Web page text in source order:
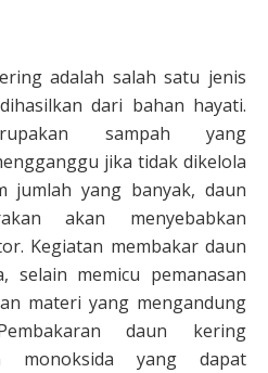
adalah salah satu jenis
dari bahan hayati.
sampah yang
jika tidak dikelola
jumlah yang banyak, daun
akan menyebabkan
Kegiatan membakar daun
memicu pemanasan
materi yang mengandung
daun kering
monoksida yang dapat